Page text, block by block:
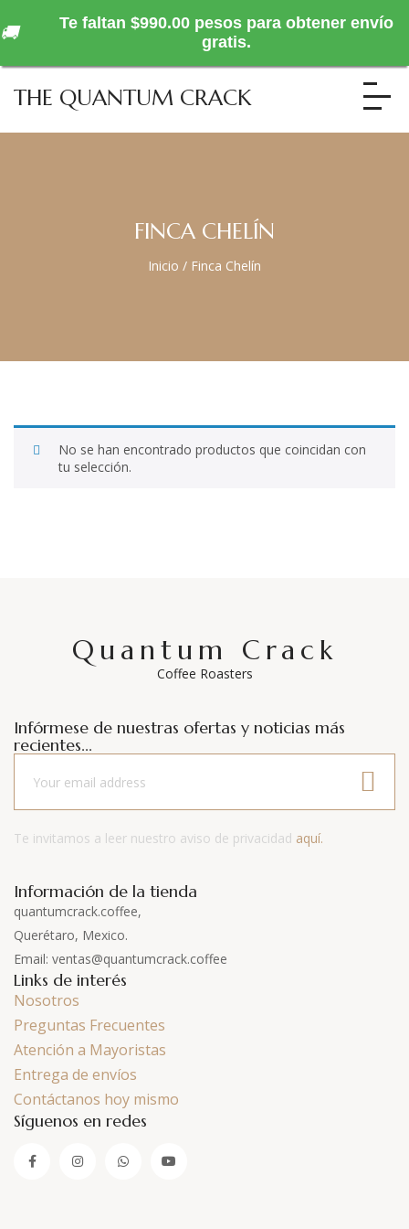
THE QUANTUM CRACK
FINCA CHELÍN
Inicio / Finca Chelín
No se han encontrado productos que coincidan con
tu selección.
Quantum Crack
Coffee Roasters
Infórmese de nuestras ofertas y noticias más
recientes...
Te invitamos a leer nuestro aviso de privacidad aquí.
Información de la tienda
quantumcrack.coffee,
Querétaro, Mexico.
Email: ventas@quantumcrack.coffee
Links de interés
Nosotros
Preguntas Frecuentes
Atención a Mayoristas
Entrega de envíos
Contáctanos hoy mismo
Síguenos en redes
🚚
Te faltan $990.00 pesos para obtener envío
gratis.